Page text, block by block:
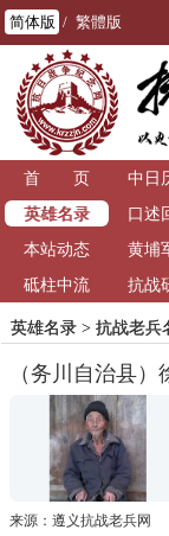
简体版 / 繁體版
首 页 中日
英雄名录
口述
本站动态
黄埔
砥柱中流
抗战
英雄名录> 抗战老兵
（务川自治县）
来源：遵义抗战老兵网